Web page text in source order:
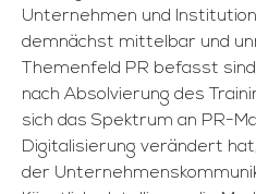
Unternehmen und
demnächst mittelbar und
Themenfeld PR befasst
nach Absolvierung des
sich das Spektrum an PR-
Digitalisierung verändert
der